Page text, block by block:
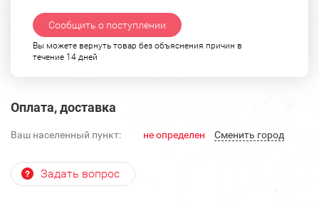
Сообщить о поступлении
Вы можете вернуть товар без объяснения причин в
течение 14 дней
Оплата, доставка
Ваш населенный пункт: не определен Cменить город
Задать вопрос